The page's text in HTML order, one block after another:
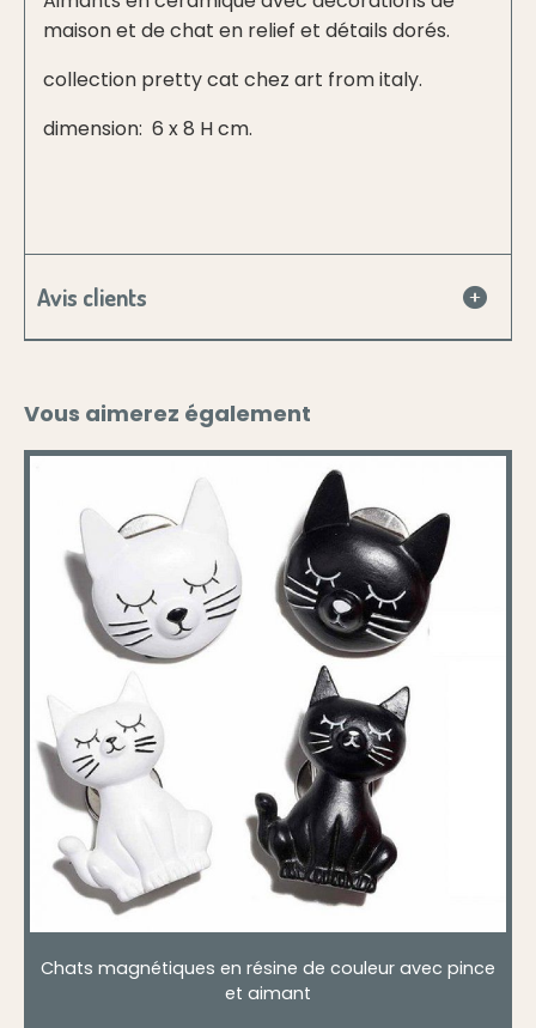
maison et de chat en relief et détails dorés.
collection pretty cat chez art from italy.
dimension: 6 x 8 H cm.
Avis clients
Vous aimerez également
Chats magnétiques en résine de couleur avec pince
et aimant